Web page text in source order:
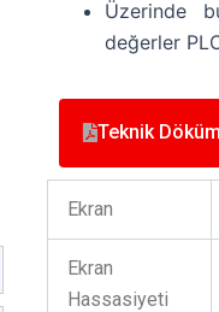
Üzerinde
değerler
Teknik
Ekran
Ekran
Hassasiyeti